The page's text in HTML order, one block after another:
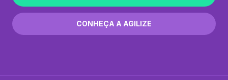
CONHEÇA A AGILIZE